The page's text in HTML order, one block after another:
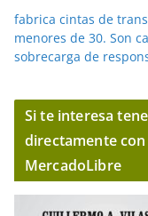
fabrica cintas de
menores de 30. Son
sobrecarga de
Si te interesa
directamente
MercadoLibre